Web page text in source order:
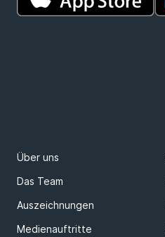
Über uns
Das Team
Auszeichnungen
Medienauftritte